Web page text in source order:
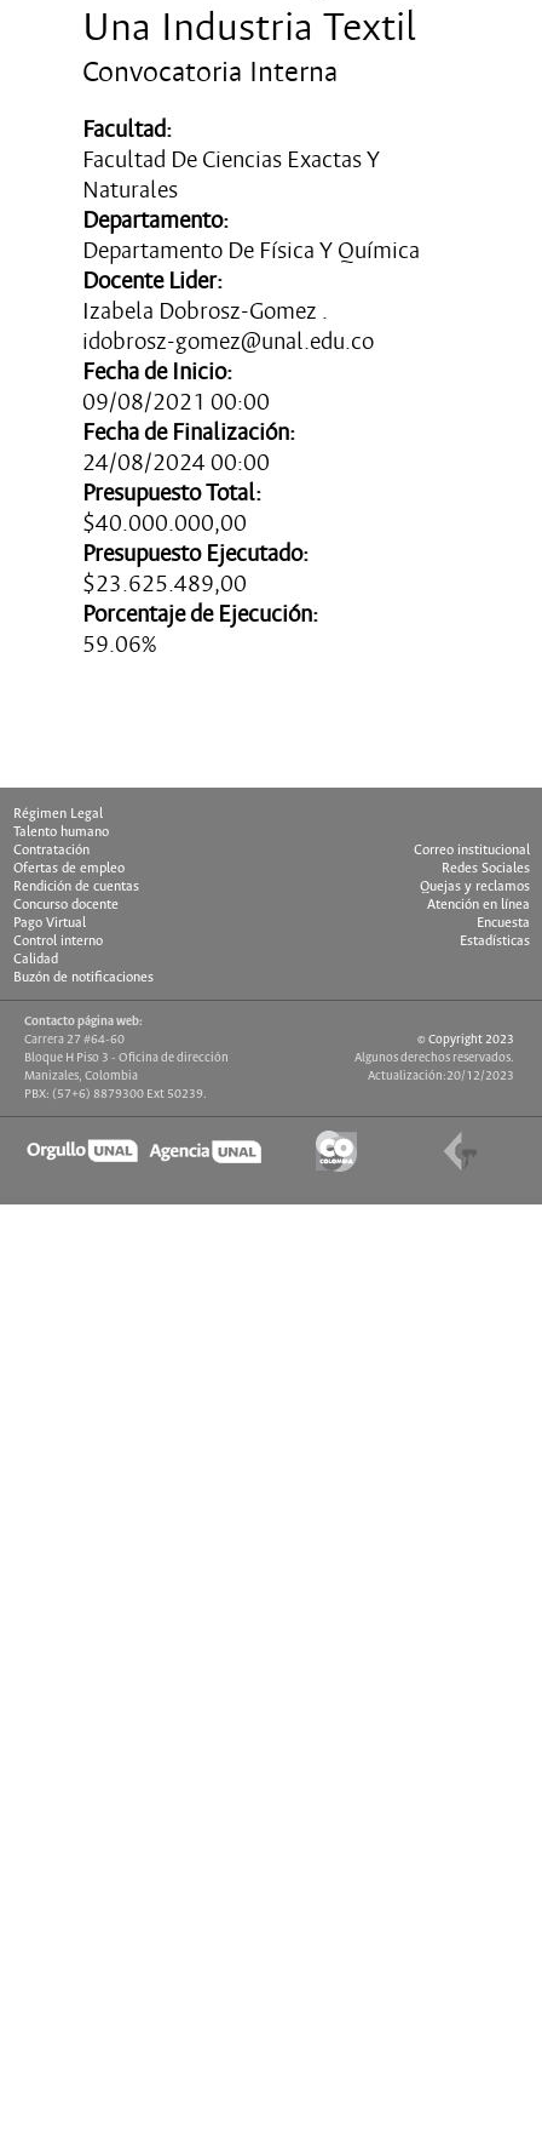
Una Industria Textil
Convocatoria Interna
Facultad:
Facultad De Ciencias Exactas Y
Naturales
Departamento:
Departamento De Física Y Química
Docente Lider:
Izabela Dobrosz-Gomez .
idobrosz-gomez@unal.edu.co
Fecha de Inicio:
09/08/2021 00:00
Fecha de Finalización:
24/08/2024 00:00
Presupuesto Total:
$40.000.000,00
Presupuesto Ejecutado:
$23.625.489,00
Porcentaje de Ejecución:
59.06%
Régimen Legal
Talento humano
Contratación
Ofertas de empleo
Rendición de cuentas
Concurso docente
Pago Virtual
Control interno
Calidad
Buzón de notificaciones
Correo institucional
Redes Sociales
Quejas y reclamos
Atención en línea
Encuesta
Estadísticas
Contacto página web:
Carrera 27 #64-60
Bloque H Piso 3 - Oficina de dirección
Manizales, Colombia
PBX: (57+6) 8879300 Ext 50239.
© Copyright 2023
Algunos derechos reservados.
Actualización:20/12/2023